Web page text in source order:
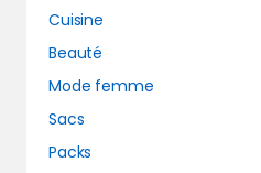
Cuisine
Beauté
Mode femme
Sacs
Packs